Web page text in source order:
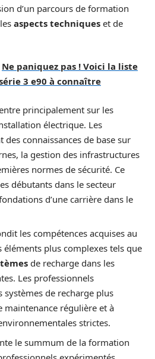
d’un parcours de formation
aspects techniques et de
Ne paniquez pas ! Voici la liste
3 e90 à connaître
principalement sur les
électrique. Les
connaissances de base sur
la gestion des infrastructures
normes de sécurité. Ce
débutants dans le secteur
d’une carrière dans le
les compétences acquises au
éléments plus complexes tels que
de recharge dans les
Les professionnels
systèmes de recharge plus
maintenance régulière et à
strictes.
le summum de la formation